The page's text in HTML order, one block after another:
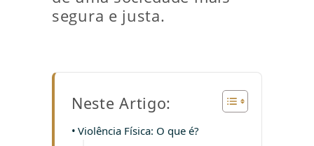
segura e justa.
Neste Artigo:
Violência Física: O que é?